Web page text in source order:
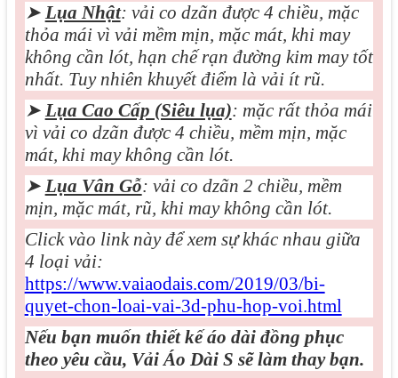
➤ Lụa Nhật: vải co dzãn được 4 chiều, mặc
thỏa mái vì vải mềm mịn, mặc mát, khi may
không cần lót, hạn chế rạn đường kim may tốt
nhất. Tuy nhiên khuyết điểm là vải ít rũ.
➤ Lụa Cao Cấp (Siêu lụa): mặc rất thỏa mái
vì vải co dzãn được 4 chiều, mềm mịn, mặc
mát, khi may không cần lót.
➤ Lụa Vân Gỗ: vải co dzãn 2 chiều, mềm
mịn, mặc mát, rũ, khi may không cần lót.
Click vào link này để xem sự khác nhau giữa
4 loại vải:
https://www.vaiaodais.com/2019/03/bi-
quyet-chon-loai-vai-3d-phu-hop-voi.html
Nếu bạn muốn thiết kế áo dài đồng phục
theo yêu cầu, Vải Áo Dài S sẽ làm thay bạn.